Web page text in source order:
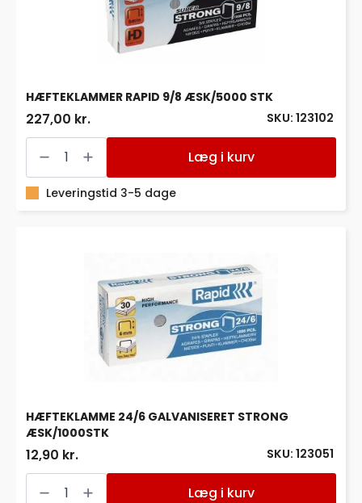
SKU: 123102
HÆFTEKLAMMER RAPID 9/8 ÆSK/5000 STK
227,00 kr.
HÆFTEKLAMMER
RAPID
ÆSK/5000
STK
Læg i kurv
Leveringstid 3-5 dage
SKU: 123051
HÆFTEKLAMME 24/6 GALVANISERET STRONG
ÆSK/1000STK
12,90 kr.
HÆFTEKLAMME
24/6 Læg i kurv